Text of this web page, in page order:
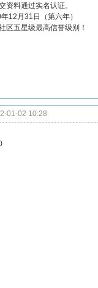
资料通过实名认证。
12月31日（第六年）
区五星级最高信誉级别！
01-02 10:28